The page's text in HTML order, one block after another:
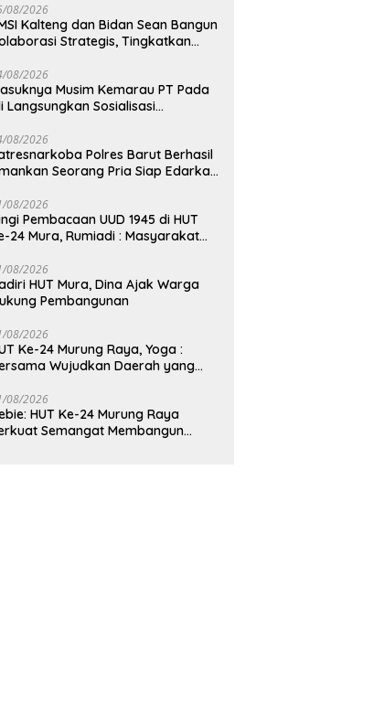
08/2026
Kalteng dan Bidan Sean Bangun
Strategis, Tingkatkan
08/2026
Musim Kemarau PT Pada
Langsungkan Sosialisasi
08/2026
Polres Barut Berhasil
Seorang Pria Siap Edarkan
08/2026
Pembacaan UUD 1945 di HUT
24 Mura, Rumiadi : Masyarakat
Lebih Besar
08/2026
HUT Mura, Dina Ajak Warga
Pembangunan
08/2026
Ke-24 Murung Raya, Yoga :
Wujudkan Daerah yang
08/2026
HUT Ke-24 Murung Raya
Semangat Membangun